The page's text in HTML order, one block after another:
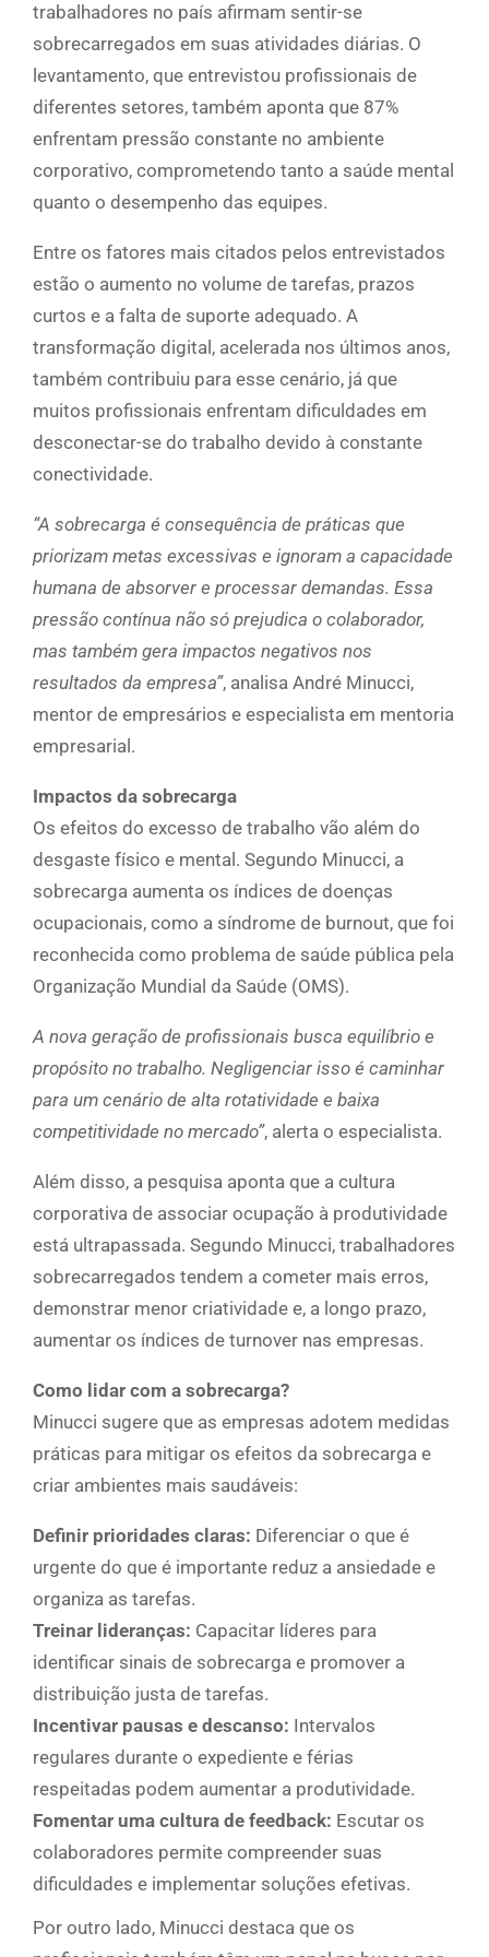
trabalhadores no país afirmam sentir-se
sobrecarregados em suas atividades diárias. O
levantamento, que entrevistou profissionais de
diferentes setores, também aponta que 87%
enfrentam pressão constante no ambiente
corporativo, comprometendo tanto a saúde mental
quanto o desempenho das equipes.
Entre os fatores mais citados pelos entrevistados
estão o aumento no volume de tarefas, prazos
curtos e a falta de suporte adequado. A
transformação digital, acelerada nos últimos anos,
também contribuiu para esse cenário, já que
muitos profissionais enfrentam dificuldades em
desconectar-se do trabalho devido à constante
conectividade.
“A sobrecarga é consequência de práticas que
priorizam metas excessivas e ignoram a capacidade
humana de absorver e processar demandas. Essa
pressão contínua não só prejudica o colaborador,
mas também gera impactos negativos nos
resultados da empresa”, analisa André Minucci,
mentor de empresários e especialista em mentoria
empresarial.
Impactos da sobrecarga
Os efeitos do excesso de trabalho vão além do
desgaste físico e mental. Segundo Minucci, a
sobrecarga aumenta os índices de doenças
ocupacionais, como a síndrome de burnout, que foi
reconhecida como problema de saúde pública pela
Organização Mundial da Saúde (OMS).
A nova geração de profissionais busca equilíbrio e
propósito no trabalho. Negligenciar isso é caminhar
para um cenário de alta rotatividade e baixa
competitividade no mercado”, alerta o especialista.
Além disso, a pesquisa aponta que a cultura
corporativa de associar ocupação à produtividade
está ultrapassada. Segundo Minucci, trabalhadores
sobrecarregados tendem a cometer mais erros,
demonstrar menor criatividade e, a longo prazo,
aumentar os índices de turnover nas empresas.
Como lidar com a sobrecarga?
Minucci sugere que as empresas adotem medidas
práticas para mitigar os efeitos da sobrecarga e
criar ambientes mais saudáveis:
Definir prioridades claras: Diferenciar o que é
urgente do que é importante reduz a ansiedade e
organiza as tarefas.
Treinar lideranças: Capacitar líderes para
identificar sinais de sobrecarga e promover a
distribuição justa de tarefas.
Incentivar pausas e descanso: Intervalos
regulares durante o expediente e férias
respeitadas podem aumentar a produtividade.
Fomentar uma cultura de feedback: Escutar os
colaboradores permite compreender suas
dificuldades e implementar soluções efetivas.
Por outro lado, Minucci destaca que os